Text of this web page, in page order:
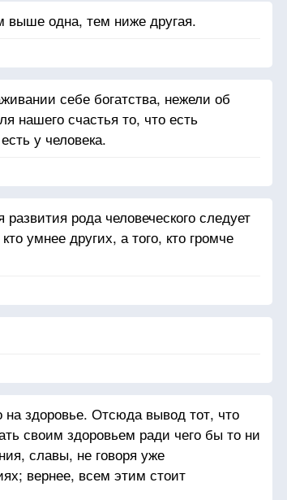
одна, тем ниже другая.
себе богатства, нежели об
нашего счастья то, что есть
у человека.
рода человеческого следует
умнее других, а того, кто громче
здоровье. Отсюда вывод тот, что
своим здоровьем ради чего бы то ни
славы, не говоря уже
вернее, всем этим стоит